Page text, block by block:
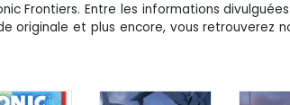
Frontiers. Entre les informations divulguées
originale et plus encore, vous retrouverez